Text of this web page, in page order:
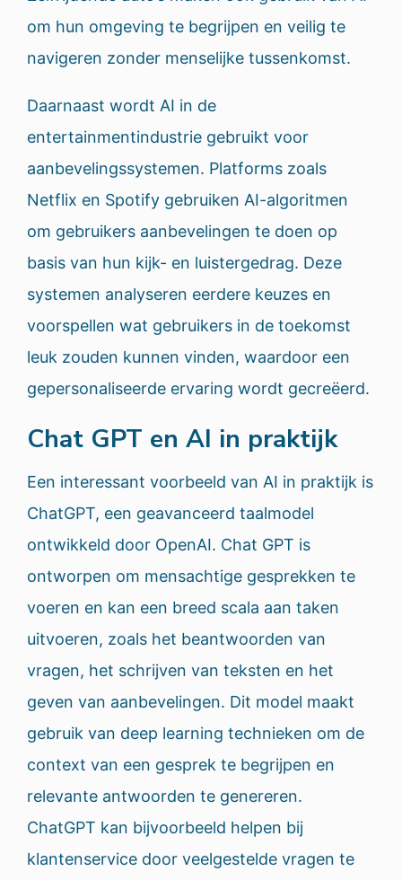
om hun omgeving te begrijpen en veilig te
navigeren zonder menselijke tussenkomst.
Daarnaast wordt AI in de
entertainmentindustrie gebruikt voor
aanbevelingssystemen. Platforms zoals
Netflix en Spotify gebruiken AI-algoritmen
om gebruikers aanbevelingen te doen op
basis van hun kijk- en luistergedrag. Deze
systemen analyseren eerdere keuzes en
voorspellen wat gebruikers in de toekomst
leuk zouden kunnen vinden, waardoor een
gepersonaliseerde ervaring wordt gecreëerd.
Chat GPT en AI in praktijk
Een interessant voorbeeld van AI in praktijk is
ChatGPT, een geavanceerd taalmodel
ontwikkeld door OpenAI. Chat GPT is
ontworpen om mensachtige gesprekken te
voeren en kan een breed scala aan taken
uitvoeren, zoals het beantwoorden van
vragen, het schrijven van teksten en het
geven van aanbevelingen. Dit model maakt
gebruik van deep learning technieken om de
context van een gesprek te begrijpen en
relevante antwoorden te genereren.
ChatGPT kan bijvoorbeeld helpen bij
klantenservice door veelgestelde vragen te